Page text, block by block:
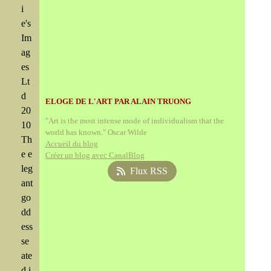
i
e's
Im
ag
es
Lt
d
20
10
Th
e e
leg
ant
go
dd
ess
se
ate
ELOGE DE L'ART PAR ALAIN TRUONG
"Art is the most intense mode of individualism that the
world has known." Oscar Wilde
Accueil du blog
Créer un blog avec CanalBlog
Flux RSS